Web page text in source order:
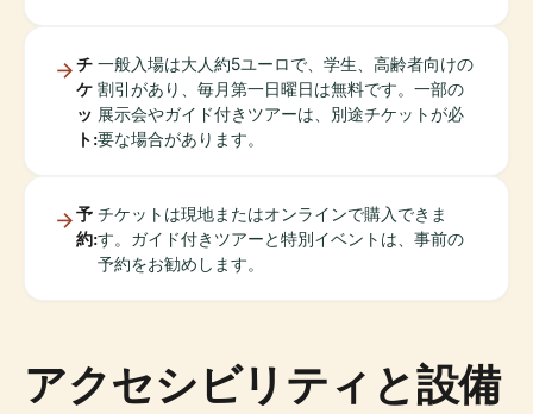
チ
ケ
ッ
ト:
一般入場は大人約5ユーロで、学生、高齢者向けの
割引があり、毎月第一日曜日は無料です。一部の
展示会やガイド付きツアーは、別途チケットが必
要な場合があります。
予
約:
チケットは現地またはオンラインで購入できま
す。ガイド付きツアーと特別イベントは、事前の
予約をお勧めします。
アクセシビリティと設備